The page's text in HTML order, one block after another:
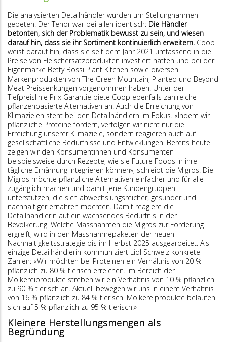
Die analysierten Detailhändler wurden um Stellungnahmen
gebeten. Der Tenor war bei allen identisch: Die Händler
betonten, sich der Problematik bewusst zu sein, und wiesen
darauf hin, dass sie ihr Sortiment kontinuierlich erweitern. Coop
weist darauf hin, dass sie seit dem Jahr 2021 umfassend in die
Preise von Fleischersatzprodukten investiert hätten und bei der
Eigenmarke Betty Bossi Plant Kitchen sowie diversen
Markenprodukten von The Green Mountain, Planted und Beyond
Meat Preissenkungen vorgenommen haben. Unter der
Tiefpreislinie Prix Garantie biete Coop ebenfalls zahlreiche
pflanzenbasierte Alternativen an. Auch die Erreichung von
Klimazielen steht bei den Detailhändlern im Fokus. «Indem wir
pflanzliche Proteine fördern, verfolgen wir nicht nur die
Erreichung unserer Klimaziele, sondern reagieren auch auf
gesellschaftliche Bedürfnisse und Entwicklungen. Bereits heute
zeigen wir den Konsumentinnen und Konsumenten
beispielsweise durch Rezepte, wie sie Future Foods in ihre
tägliche Ernährung integrieren können», schreibt die Migros. Die
Migros möchte pflanzliche Alternativen einfacher und für alle
zugänglich machen und damit jene Kundengruppen
unterstützen, die sich abwechslungsreicher, gesünder und
nachhaltiger ernähren möchten. Damit reagiere die
Detailhändlerin auf ein wachsendes Bedürfnis in der
Bevölkerung. Welche Massnahmen die Migros zur Förderung
ergreift, wird in den Massnahmepaketen der neuen
Nachhaltigkeitsstrategie bis im Herbst 2025 ausgearbeitet. Als
einzige Detailhändlerin kommuniziert Lidl Schweiz konkrete
Zahlen: «Wir möchten bei Proteinen ein Verhältnis von 20 %
pflanzlich zu 80 % tierisch erreichen. Im Bereich der
Molkereiprodukte streben wir ein Verhältnis von 10 % pflanzlich
zu 90 % tierisch an. Aktuell bewegen wir uns in einem Verhältnis
von 16 % pflanzlich zu 84 % tierisch. Molkereiprodukte belaufen
sich auf 5 % pflanzlich zu 95 % tierisch.»
Kleinere Herstellungsmengen als
Begründung